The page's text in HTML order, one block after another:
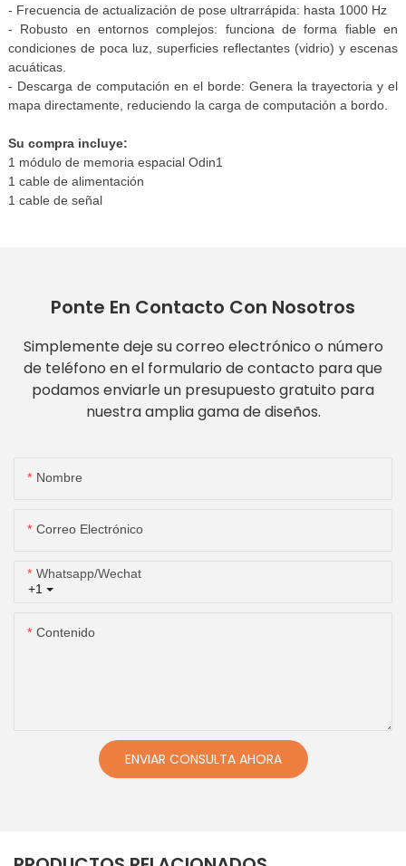
- Frecuencia de actualización de pose ultrarrápida: hasta 1000 Hz
- Robusto en entornos complejos: funciona de forma fiable en
condiciones de poca luz, superficies reflectantes (vidrio) y escenas
acuáticas.
- Descarga de computación en el borde: Genera la trayectoria y el
mapa directamente, reduciendo la carga de computación a bordo.
Su compra incluye:
1 módulo de memoria espacial Odin1
1 cable de alimentación
1 cable de señal
Ponte En Contacto Con Nosotros
Simplemente deje su correo electrónico o número
de teléfono en el formulario de contacto para que
podamos enviarle un presupuesto gratuito para
nuestra amplia gama de diseños.
Nombre
Correo Electrónico
+1
Whatsapp/wechat
Contenido
ENVIAR CONSULTA AHORA